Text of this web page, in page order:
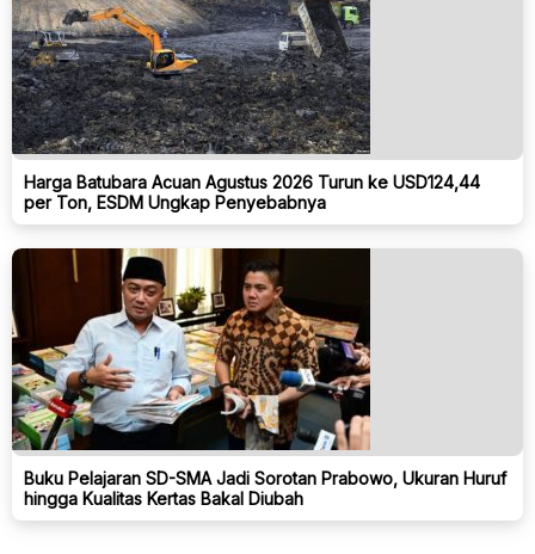
Harga Batubara Acuan Agustus 2026 Turun ke USD124,44
per Ton, ESDM Ungkap Penyebabnya
Buku Pelajaran SD-SMA Jadi Sorotan Prabowo, Ukuran Huruf
hingga Kualitas Kertas Bakal Diubah